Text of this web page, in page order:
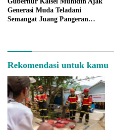
Generasi Muda Teladani
Semangat Juang Pangeran
Rekomendasi untuk kamu